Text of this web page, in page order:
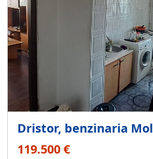
Dristor, benzinaria Mol
119.500 €